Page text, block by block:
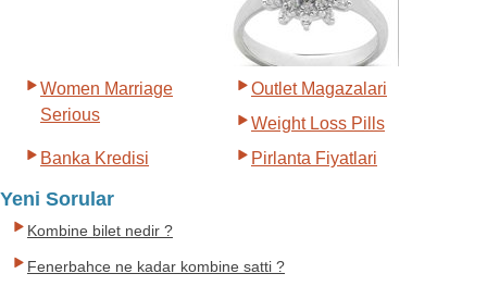
Women Marriage
Serious
Outlet Magazalari
Weight Loss Pills
Banka Kredisi
Pirlanta Fiyatlari
Yeni Sorular
Kombine bilet nedir ?
Fenerbahce ne kadar kombine satti ?